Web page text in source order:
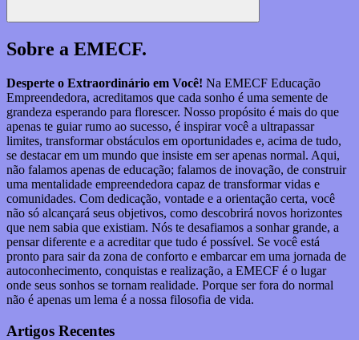
Pesquisar
Sobre a EMECF.
Desperte o Extraordinário em Você! Na EMECF Educação
Empreendedora, acreditamos que cada sonho é uma semente de
grandeza esperando para florescer. Nosso propósito é mais do que
apenas te guiar rumo ao sucesso, é inspirar você a ultrapassar
limites, transformar obstáculos em oportunidades e, acima de tudo,
se destacar em um mundo que insiste em ser apenas normal. Aqui,
não falamos apenas de educação; falamos de inovação, de construir
uma mentalidade empreendedora capaz de transformar vidas e
comunidades. Com dedicação, vontade e a orientação certa, você
não só alcançará seus objetivos, como descobrirá novos horizontes
que nem sabia que existiam. Nós te desafiamos a sonhar grande, a
pensar diferente e a acreditar que tudo é possível. Se você está
pronto para sair da zona de conforto e embarcar em uma jornada de
autoconhecimento, conquistas e realização, a EMECF é o lugar
onde seus sonhos se tornam realidade. Porque ser fora do normal
não é apenas um lema é a nossa filosofia de vida.
Artigos Recentes